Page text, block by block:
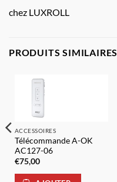
chez LUXROLL
PRODUITS SIMILAIRES
ACCESSOIRES
Télécommande A-OK
AC127-06
€75,00